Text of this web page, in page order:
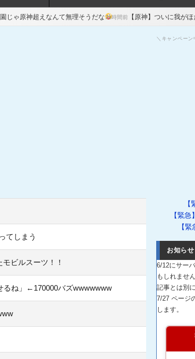
て無理そうだな21時間前【原神】ついに我がほたちんが最強にな
てしまう
ビルスーツ！！
るね」←170000バズwwwwwww
＼キャンペーン
【緊
【
お知らせ
6/12にサー
もしれませ
記事とは別
7/27 ページ
します。